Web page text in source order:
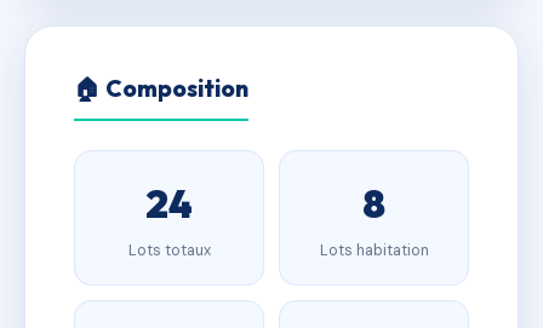
🏠 Composition
24
Lots totaux
8
Lots habitation